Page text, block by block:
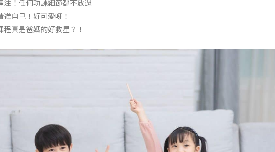
注！任何功課細節都不放過
進自己！好可愛呀！
程真是爸媽的好救星？！